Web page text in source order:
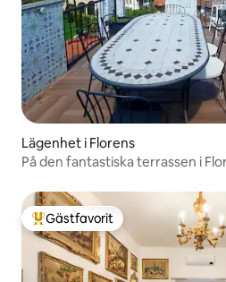
Lägenhet i Florens
På den fantastiska terrassen i
Populär gästfavorit
Gästfavorit